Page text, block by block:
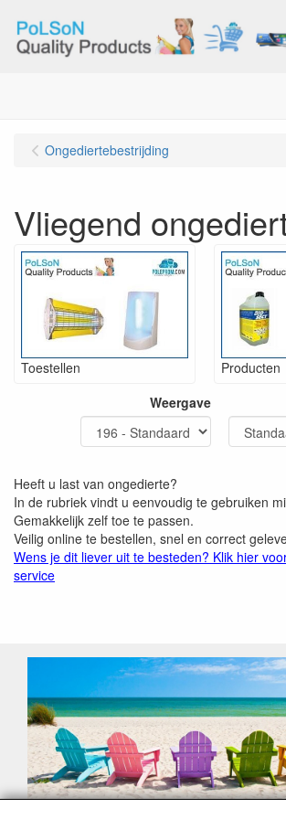
Ongediertebestrijding
Vliegend
Toestellen
Producten
Weergave
Heeft u last van ongedierte?
In de rubriek vindt u eenvoudig te gebruiken
Gemakkelijk zelf toe te passen.
Veilig online te bestellen, snel en correct
Wens je dit liever uit te besteden? Klik hier
service